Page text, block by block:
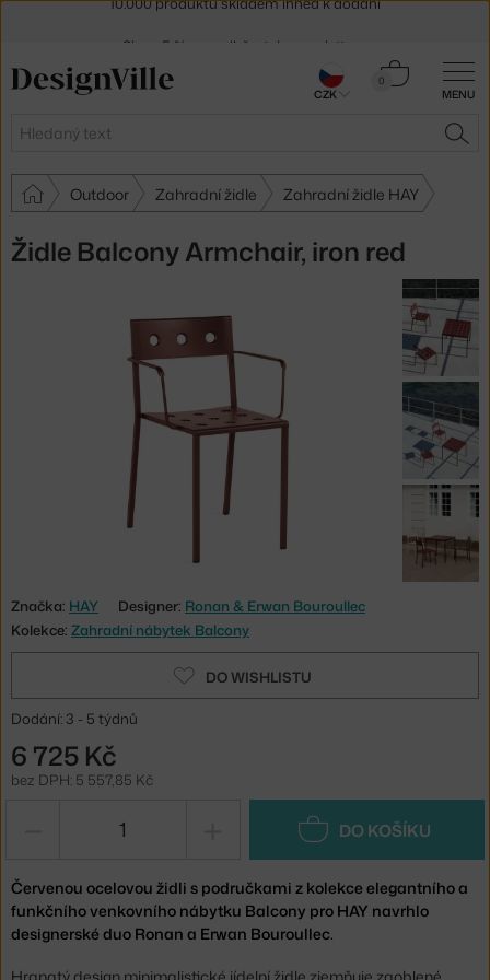
MENU
Hledat
0
Košík
Outdoor Zahradní židle Zahradní židle HAY
Židle Balcony Armchair, iron red
Značka: HAY Designer: Ronan & Erwan Bouroullec
Kolekce: Zahradní nábytek Balcony
DO WISHLISTU
Dodání: 3 - 5 týdnů
6 725 Kč
bez DPH: 5 557,85 Kč
DO KOŠÍKU
Červenou ocelovou židli s područkami z kolekce elegantního a
funkčního venkovního nábytku Balcony pro HAY navrhlo
designerské duo Ronan a Erwan Bouroullec.
30 dní na vrácení zboží
CZK